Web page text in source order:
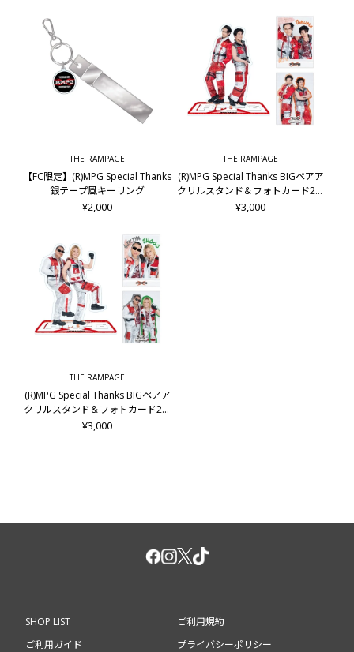
THE RAMPAGE
【FC限定】(R)MPG Special Thanks
銀テープ風キーリング
¥2,000
THE RAMPAGE
(R)MPG Special Thanks BIGペアア
クリルスタンド＆フォトカード2枚
セット/龍&後藤拓磨
¥3,000
THE RAMPAGE
(R)MPG Special Thanks BIGペアア
クリルスタンド＆フォトカード2枚
セット/LIKIYA&岩谷翔吾
¥3,000
SHOP LIST
ご利用ガイド
ご利用規約
プライバシーポリシー